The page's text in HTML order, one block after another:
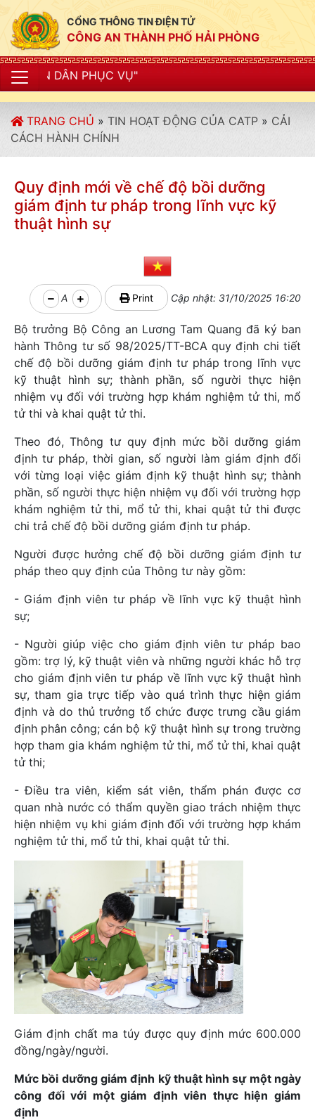
CỔNG THÔNG TIN ĐIỆN TỬ
CÔNG AN THÀNH PHỐ HẢI PHÒNG
TRANG CHỦ » TIN HOẠT ĐỘNG CỦA CATP » CẢI
CÁCH HÀNH CHÍNH
Quy định mới về chế độ bồi dưỡng
giám định tư pháp trong lĩnh vực kỹ
thuật hình sự
A Print Cập nhật: 31/10/2025 16:20
Bộ trưởng Bộ Công an Lương Tam Quang đã ký ban
hành Thông tư số 98/2025/TT-BCA quy định chi tiết
chế độ bồi dưỡng giám định tư pháp trong lĩnh vực
kỹ thuật hình sự; thành phần, số người thực hiện
nhiệm vụ đối với trường hợp khám nghiệm tử thi, mổ
tử thi và khai quật tử thi.
Theo đó, Thông tư quy định mức bồi dưỡng giám
định tư pháp, thời gian, số người làm giám định đối
với từng loại việc giám định kỹ thuật hình sự; thành
phần, số người thực hiện nhiệm vụ đối với trường hợp
khám nghiệm tử thi, mổ tử thi, khai quật tử thi được
chi trả chế độ bồi dưỡng giám định tư pháp.
Người được hưởng chế độ bồi dưỡng giám định tư
pháp theo quy định của Thông tư này gồm:
- Giám định viên tư pháp về lĩnh vực kỹ thuật hình
sự;
- Người giúp việc cho giám định viên tư pháp bao
gồm: trợ lý, kỹ thuật viên và những người khác hỗ trợ
cho giám định viên tư pháp về lĩnh vực kỹ thuật hình
sự, tham gia trực tiếp vào quá trình thực hiện giám
định và do thủ trưởng tổ chức được trưng cầu giám
định phân công; cán bộ kỹ thuật hình sự trong trường
hợp tham gia khám nghiệm tử thi, mổ tử thi, khai quật
tử thi;
- Điều tra viên, kiểm sát viên, thẩm phán được cơ
quan nhà nước có thẩm quyền giao trách nhiệm thực
hiện nhiệm vụ khi giám định đối với trường hợp khám
nghiệm tử thi, mổ tử thi, khai quật tử thi.
Giám định chất ma túy được quy định mức 600.000
đồng/ngày/người.
Mức bồi dưỡng giám định kỹ thuật hình sự một ngày
công đối với một giám định viên thực hiện giám
định